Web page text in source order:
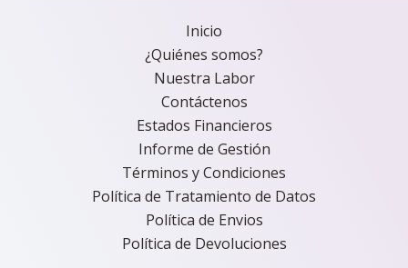
Inicio
¿Quiénes somos?
Nuestra Labor
Contáctenos
Estados Financieros
Informe de Gestión
Términos y Condiciones
Política de Tratamiento de Datos
Política de Envios
Política de Devoluciones